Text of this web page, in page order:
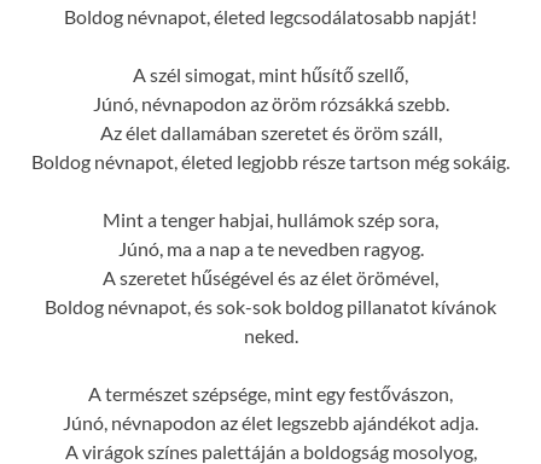
Boldog névnapot, életed legcsodálatosabb napját!
A szél simogat, mint hűsítő szellő,
Júnó, névnapodon az öröm rózsákká szebb.
Az élet dallamában szeretet és öröm száll,
Boldog névnapot, életed legjobb része tartson még sokáig.
Mint a tenger habjai, hullámok szép sora,
Júnó, ma a nap a te nevedben ragyog.
A szeretet hűségével és az élet örömével,
Boldog névnapot, és sok-sok boldog pillanatot kívánok
neked.
A természet szépsége, mint egy festővászon,
Júnó, névnapodon az élet legszebb ajándékot adja.
A virágok színes palettáján a boldogság mosolyog,